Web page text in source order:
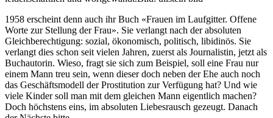
1958 erscheint denn auch ihr Buch «Frauen im Laufgitter. Offene
Worte zur Stellung der Frau». Sie verlangt nach der absoluten
Gleichberechtigung: sozial, ökonomisch, politisch, libidinös. Sie
verlangt dies schon seit vielen Jahren, zuerst als Journalistin, jetzt als
Buchautorin. Wieso, fragt sie sich zum Beispiel, soll eine Frau nur
einem Mann treu sein, wenn dieser doch neben der Ehe auch noch
das Geschäftsmodell der Prostitution zur Verfügung hat? Und wie
viele Kinder soll man mit dem gleichen Mann eigentlich machen?
Doch höchstens eins, im absoluten Liebesrausch gezeugt. Danach